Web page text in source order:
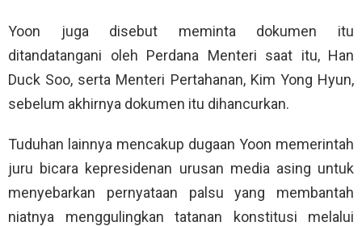
Yoon juga disebut meminta dokumen itu
ditandatangani oleh Perdana Menteri saat itu, Han
Duck Soo, serta Menteri Pertahanan, Kim Yong Hyun,
sebelum akhirnya dokumen itu dihancurkan.
Tuduhan lainnya mencakup dugaan Yoon memerintah
juru bicara kepresidenan urusan media asing untuk
menyebarkan pernyataan palsu yang membantah
niatnya menggulingkan tatanan konstitusi melalui